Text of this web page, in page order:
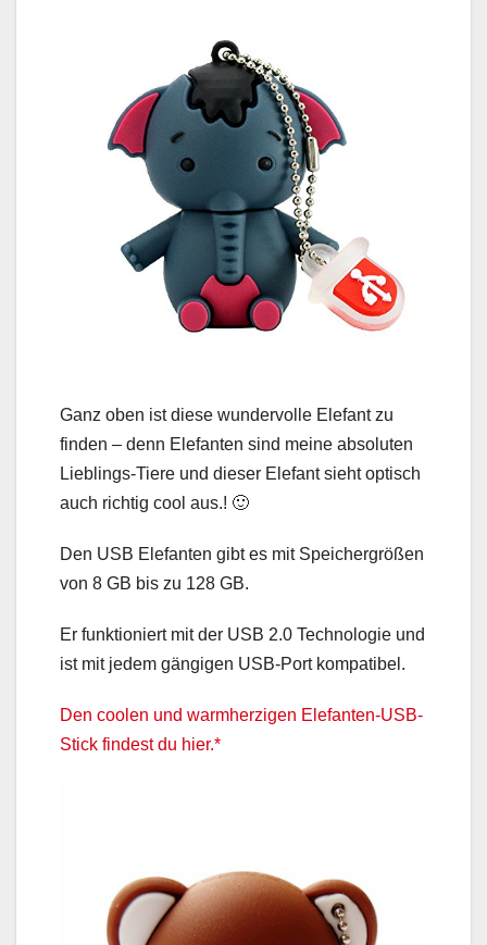
Ganz oben ist diese wundervolle Elefant zu
finden – denn Elefanten sind meine absoluten
Lieblings-Tiere und dieser Elefant sieht optisch
auch richtig cool aus.! 🙂
Den USB Elefanten gibt es mit Speichergrößen
von 8 GB bis zu 128 GB.
Er funktioniert mit der USB 2.0 Technologie und
ist mit jedem gängigen USB-Port kompatibel.
Den coolen und warmherzigen Elefanten-USB-
Stick findest du hier.*